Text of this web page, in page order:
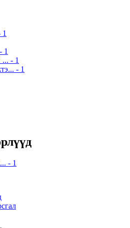
1
- 1
... - 1
- 1
- 1